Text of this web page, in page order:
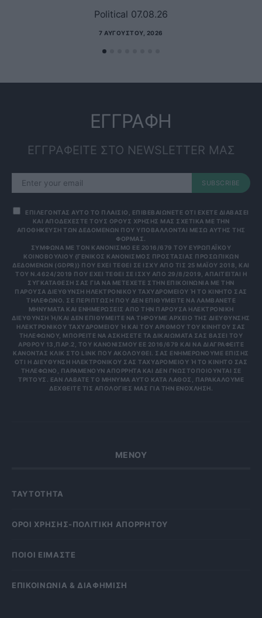
Political 07.08.26
7 ΑΥΓΟΎΣΤΟΥ, 2026
ΕΓΓΡΑΦΗ
ΕΓΓΡΑΦΕΙΤΕ ΣΤΟ NEWSLETTER ΜΑΣ
SUBSCRIBE
ΕΠΙΛΕΓΟΝΤΑΣ ΑΥΤΟ ΤΟ ΠΛΑΙΣΙΟ, ΕΠΙΒΕΒΑΙΩΝΕΤΕ ΟΤΙ ΕΧΕΤΕ ΔΙΑΒΑΣΕΙ
ΚΑΙ ΑΠΟΔΕΧΕΣΤΕ ΤΟΥΣ ΟΡΟΥΣ ΧΡΗΣΗΣ ΜΑΣ ΣΧΕΤΙΚΑ ΜΕ ΤΗΝ
ΑΠΟΘΗΚΕΥΣΗ ΤΩΝ ΔΕΔΟΜΕΝΩΝ ΠΟΥ ΥΠΟΒΑΛΛΟΝΤΑΙ ΜΕΣΩ ΑΥΤΗΣ ΤΗΣ
ΦΟΡΜΑΣ.
ΣΎΜΦΩΝΑ ΜΕ ΤΟΝ ΚΑΝΟΝΙΣΜΌ ΕΕ 2016/679 ΤΟΥ ΕΥΡΩΠΑΪΚΟΎ
ΚΟΙΝΟΒΟΥΛΊΟΥ {ΓΕΝΙΚΌΣ ΚΑΝΟΝΙΣΜΌΣ ΠΡΟΣΤΑΣΊΑΣ ΠΡΟΣΩΠΙΚΏΝ
ΔΕΔΟΜΈΝΩΝ (GDPR)} ΠΟΥ ΈΧΕΙ ΤΕΘΕΊ ΣΕ ΙΣΧΎ ΑΠΌ ΤΙΣ 25 ΜΑΪ́ΟΥ 2018, ΚΑΙ
ΤΟΥ Ν.4624/2019 ΠΟΥ ΈΧΕΙ ΤΕΘΕΊ ΣΕ ΙΣΧΎ ΑΠΌ 29/8/2019, ΑΠΑΙΤΕΊΤΑΙ Η
ΣΥΓΚΑΤΆΘΕΣΉ ΣΑΣ ΓΙΑ ΝΑ ΜΕΤΈΧΕΤΕ ΣΤΗΝ ΕΠΙΚΟΙΝΩΝΊΑ ΜΕ ΤΗΝ
ΠΑΡΟΎΣΑ ΔΙΕΎΘΥΝΣΗ ΗΛΕΚΤΡΟΝΙΚΟΎ ΤΑΧΥΔΡΟΜΕΊΟΥ Ή ΤΟ ΚΙΝΗΤΌ ΣΑΣ Τ
ΗΛΈΦΩΝΟ. ΣΕ ΠΕΡΊΠΤΩΣΗ ΠΟΥ ΔΕΝ ΕΠΙΘΥΜΕΊΤΕ ΝΑ ΛΑΜΒΆΝΕΤΕ Μ
ΗΝΎΜΑΤΑ ΚΑΙ ΕΝΗΜΕΡΏΣΕΙΣ ΑΠΌ ΤΗΝ ΠΑΡΟΎΣΑ ΗΛΕΚΤΡΟΝΙΚΉ Δ
ΙΕΎΘΥΝΣΗ Ή/ΚΑΙ ΔΕΝ ΕΠΙΘΥΜΕΊΤΕ ΝΑ ΤΗΡΟΎΜΕ ΑΡΧΕΊΟ ΤΗΣ ΔΙΕΎΘΥΝΣΗΣ ΗΛ
ΕΚΤΡΟΝΙΚΟΎ ΤΑΧΥΔΡΟΜΕΊΟΥ Ή ΚΑΙ ΤΟΥ ΑΡΙΘΜΟΎ ΤΟΥ ΚΙΝΗΤΟΎ ΣΑΣ ΤΗΛ
ΕΦΏΝΟΥ, ΜΠΟΡΕΊΤΕ ΝΑ ΑΣΚΉΣΕΤΕ ΤΑ ΔΙΚΑΙΏΜΑΤΆ ΣΑΣ ΒΆΣΕΙ ΤΟΥ ΆΡΘ
ΡΟΥ 13,ΠΑΡ.2, ΤΟΥ ΚΑΝΟΝΙΣΜΟΎ ΕΕ 2016/679 ΚΑΙ ΝΑ ΔΙΑΓΡΑΦΕΊΤΕ ΚΆΝ
ΟΝΤΑΣ ΚΛΙΚ ΣΤΟ LINK ΠΟΥ ΑΚΟΛΟΥΘΕΊ. ΣΑΣ ΕΝΗΜΕΡΏΝΟΥΜΕ ΕΠΊΣΗΣ ΌΤΙ
Η ΔΙΕΎΘΥΝΣΗ ΗΛΕΚΤΡΟΝΙΚΟΎ ΣΑΣ ΤΑΧΥΔΡΟΜΕΊΟΥ Ή ΤΟ ΚΙΝΗΤΌ ΣΑΣ ΤΗΛΈ
ΦΩΝΟ, ΠΑΡΑΜΈΝΟΥΝ ΑΠΌΡΡΗΤΑ ΚΑΙ ΔΕΝ ΓΝΩΣΤΟΠΟΙΟΎΝΤΑΙ ΣΕ ΤΡΊΤ
ΟΥΣ. ΕΆΝ ΛΆΒΑΤΕ ΤΟ ΜΉΝΥΜΑ ΑΥΤΌ ΚΑΤΆ ΛΆΘΟΣ, ΠΑΡΑΚΑΛΟΎΜΕ ΔΕΧΘ
ΕΊΤΕ ΤΙΣ ΑΠΟΛΟΓΊΕΣ ΜΑΣ ΓΙΑ ΤΗΝ ΕΝΌΧΛΗΣΗ.
ΜΕΝΟΥ
ΤΑΥΤΟΤΗΤΑ
OΡΟΙ ΧΡΗΣΗΣ-ΠΟΛΙΤΙΚΗ ΑΠΟΡΡΗΤΟΥ
ΠΟΙΟΙ ΕΙΜΑΣΤΕ
ΕΠΙΚΟΙΝΩΝΙΑ & ΔΙΑΦΗΜΙΣΗ